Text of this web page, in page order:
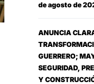
de agosto de
ANUNCIA
GUERRERO;
SEGURIDAD,
Y